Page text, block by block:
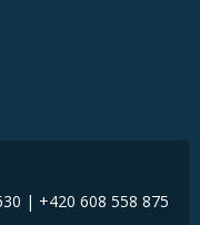
| +420 608 558 875